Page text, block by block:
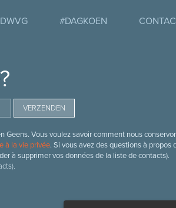
#DAGKOEN
Vous voulez savoir comment nous
à la vie privée. Si vous avez des questions à propos
à supprimer vos données de la liste de contacts).